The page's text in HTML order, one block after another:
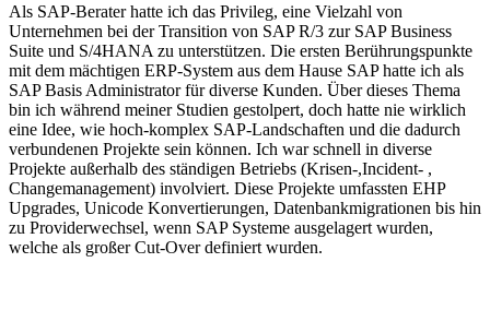
Als SAP-Berater hatte ich das Privileg, eine Vielzahl von
Unternehmen bei der Transition von SAP R/3 zur SAP Business
Suite und S/4HANA zu unterstützen. Die ersten Berührungspunkte
mit dem mächtigen ERP-System aus dem Hause SAP hatte ich als
SAP Basis Administrator für diverse Kunden. Über dieses Thema
bin ich während meiner Studien gestolpert, doch hatte nie wirklich
eine Idee, wie hoch-komplex SAP-Landschaften und die dadurch
verbundenen Projekte sein können. Ich war schnell in diverse
Projekte außerhalb des ständigen Betriebs (Krisen-,Incident- ,
Changemanagement) involviert. Diese Projekte umfassten EHP
Upgrades, Unicode Konvertierungen, Datenbankmigrationen bis hin
zu Providerwechsel, wenn SAP Systeme ausgelagert wurden,
welche als großer Cut-Over definiert wurden.